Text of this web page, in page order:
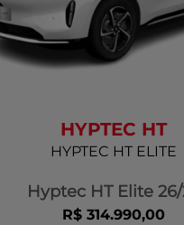
HYPTEC HT
HYPTEC HT ELITE
Hyptec HT Elite
R$ 314.990,00